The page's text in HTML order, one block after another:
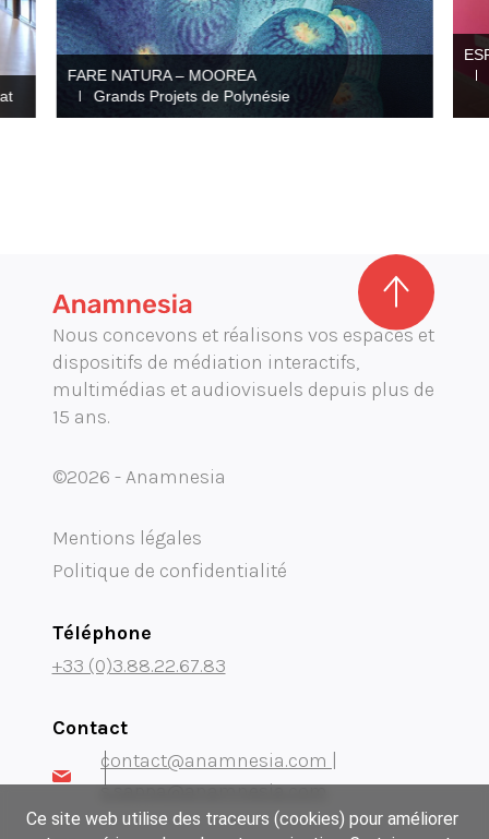
ESPACE CATHERINE LABOURÉ
Compagnie des Filles de la Charité Saint-
Vincent-de-Paul
Nous concevons et réalisons vos espaces et
dispositifs de médiation interactifs,
multimédias et audiovisuels depuis plus de
15 ans.
©2026 - Anamnesia
Mentions légales
Politique de confidentialité
Téléphone
+33 (0)3.88.22.67.83
Contact
contact@anamnesia.com |
s.sappa@anamnesia.com
Ce site web utilise des traceurs (cookies) pour améliorer